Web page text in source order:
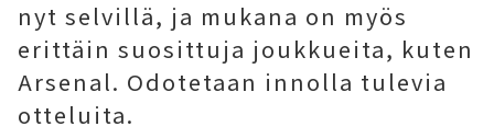
nyt selvillä, ja mukana on myös
erittäin suosittuja joukkueita, kuten
Arsenal. Odotetaan innolla tulevia
otteluita.